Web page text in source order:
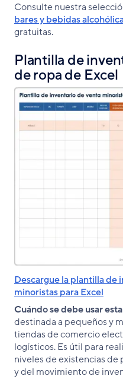
Consulte nuestra
bares y bebidas
gratuitas.
Plantilla de
de ropa de Excel
Descargue la plantilla de
minoristas para Excel
Cuándo se debe usar
destinada a pequeños y
tiendas de comercio
logísticos. Es útil para
niveles de existencias de
y del movimiento de